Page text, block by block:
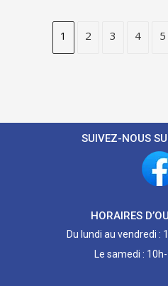
1 2 3 4 5
SUIVEZ-NOUS
HORAIRES
Du lundi au vendredi :
Le samedi :